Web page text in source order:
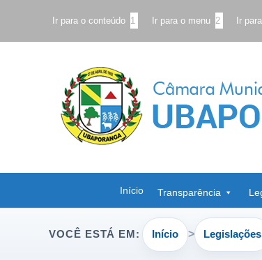
Ir para o conteúdo 1 Ir para o menu 2 Ir
Início Transparência
VOCÊ ESTÁ EM: Início Legislações